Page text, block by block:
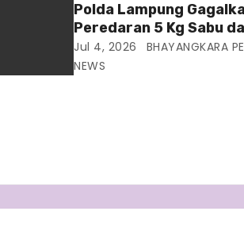
Polda Lampung
Peredaran 5 Kg Sabu
Butir Ekstasi di
Jul 4, 2026
BHAYANGKARA
NEWS